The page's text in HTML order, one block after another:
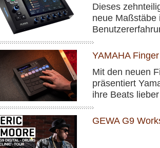
Dieses
neue Maßstäbe
YAMAHA
Mit den neuen
präsentiert
ihre Beats
GEWA G9